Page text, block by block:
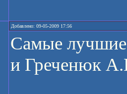
Добавлено: 09-05-2009 17:56
Самые лучшие
и Греченюк